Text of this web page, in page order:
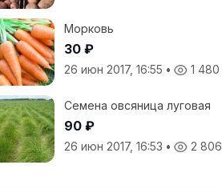
Морковь
30 ₽
26 июн 2017, 16:55 • 1 480
Семена овсяница луговая
90 ₽
26 июн 2017, 16:53 • 2 806